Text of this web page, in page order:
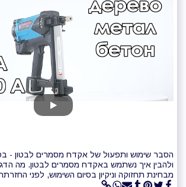
הסבר שימוש ותפעול של אקדח מסמרים לבטון -
ולהבין איך נשתמש באקדח מסמרים לבטון. מה
מבחינת תחזוקה וניקיון בסיום השימוש, לפני